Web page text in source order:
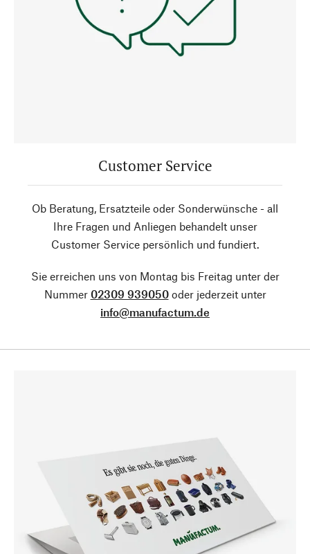
Customer Service
Ob Beratung, Ersatzteile oder Sonderwünsche - all
Ihre Fragen und Anliegen behandelt unser
Customer Service persönlich und fundiert.
Sie erreichen uns von Montag bis Freitag unter der
Nummer 02309 939050oder jederzeit unter
info@manufactum.de